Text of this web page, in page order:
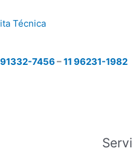
Técnica
91332-7456 –11 96231-1982